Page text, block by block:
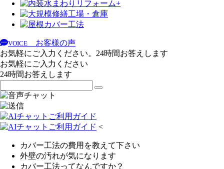
VOICE
お客様の声
お気軽にご入力ください。24時間お答えします
お気軽にご入力ください
24時間お答えします
<
カバー工法の費用を教えて下さい
外壁の汚れが気になります
カバー工法ってなんですか？